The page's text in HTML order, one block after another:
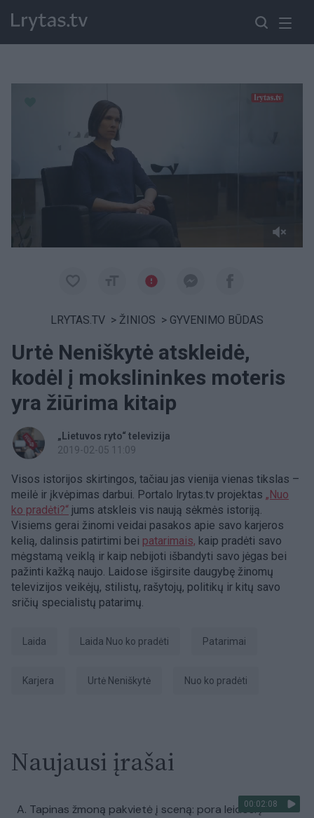
Paremkite Ukrainą
LRYTAS.TV > ŽINIOS > GYVENIMO BŪDAS
Urtė Neniškytė atskleidė,
kodėl į mokslininkes moteris
yra žiūrima kitaip
„Lietuvos ryto“ televizija
2019-02-05 11:09
Visos istorijos skirtingos, tačiau jas vienija vienas tikslas –
meilė ir įkvėpimas darbui. Portalo lrytas.tv projektas „Nuo
ko pradėti?“ jums atskleis vis naują sėkmės istoriją.
Visiems gerai žinomi veidai pasakos apie savo karjeros
kelią, dalinsis patirtimi bei patarimais, kaip pradėti savo
mėgstamą veiklą ir kaip nebijoti išbandyti savo jėgas bei
pažinti kažką naujo. Laidose išgirsite daugybę žinomų
televizijos veikėjų, stilistų, rašytojų, politikų ir kitų savo
sričių specialistų patarimų.
laida laida Nuo ko pradėti Patarimai
Karjera Urtė Neniškytė Nuo ko pradėti
Naujausi įrašai
00:02:08
A. Tapinas žmoną pakvietė į sceną: pora leidosi į